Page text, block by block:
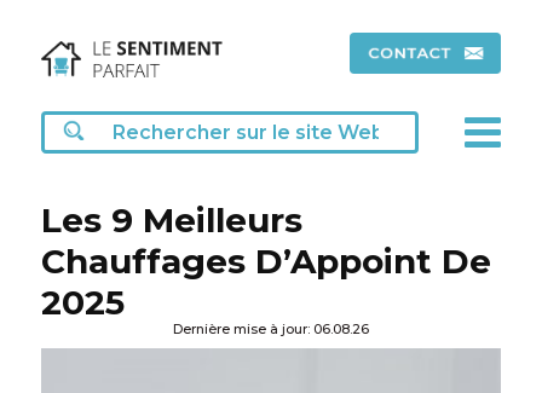
Les 9 Meilleurs
Chauffages D’Appoint De
2025
Dernière mise à jour: 06.08.26